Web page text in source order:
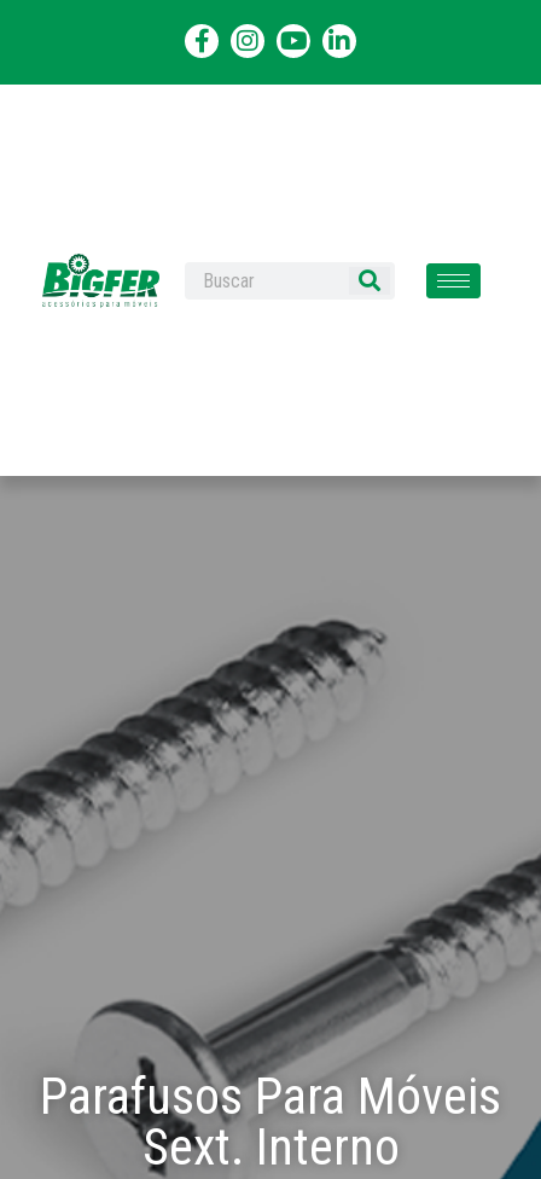
Parafusos Para Móveis
Sext. Interno